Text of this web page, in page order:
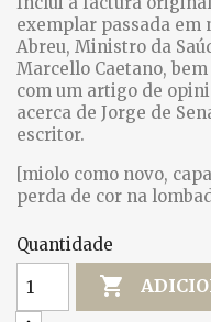
exemplar passada em
Abreu, Ministro da
Marcello Caetano,
com um artigo de
acerca de Jorge de
escritor.
[miolo como novo,
perda de cor na
Quantidade
